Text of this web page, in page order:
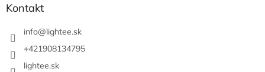
Kontakt
info@lightee.sk
+421908134795
lightee.sk